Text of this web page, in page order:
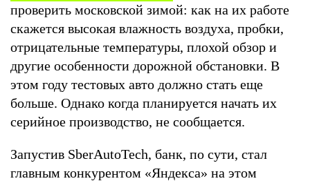
проверить московской зимой: как на их работе
скажется высокая влажность воздуха, пробки,
отрицательные температуры, плохой обзор и
другие особенности дорожной обстановки. В
этом году тестовых авто должно стать еще
больше. Однако когда планируется начать их
серийное производство, не сообщается.
Запустив SberAutoTech, банк, по сути, стал
главным конкурентом «Яндекса» на этом